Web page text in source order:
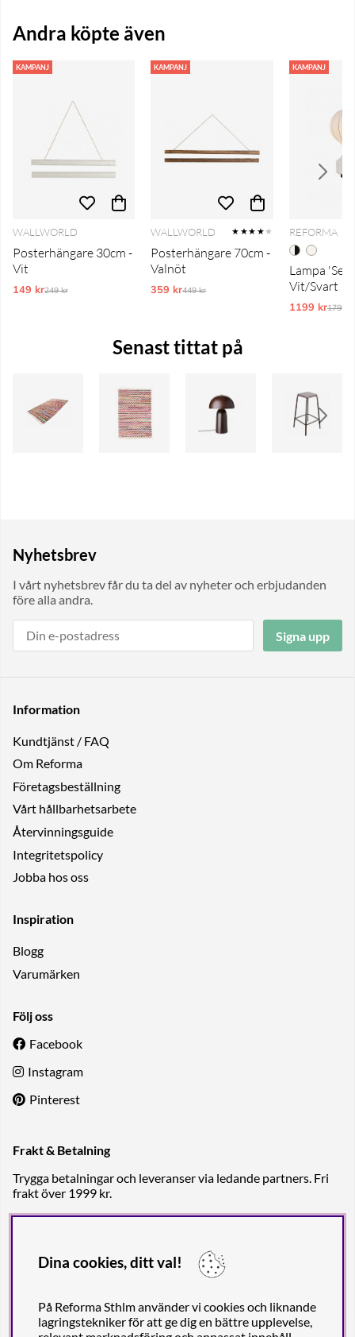
Andra köpte även
KAMPANJ
WALLWORLD
Posterhängare 30cm -
Vit
149 krOrdinarie pris:
249 kr
KAMPANJ
WALLWORLD ★★★★★
Posterhängare 70cm -
Valnöt
359 krOrdinarie pris:
449 kr
KAMPANJ
REFORMA
Lampa
Vit/Svart
1199 kr1799 kr
Senast tittat på
Nyhetsbrev
I vårt nyhetsbrev får du ta del av nyheter och erbjudanden
före alla andra.
Signa upp
Information
Kundtjänst / FAQ
Om Reforma
Företagsbeställning
Vårt hållbarhetsarbete
Återvinningsguide
Integritetspolicy
Jobba hos oss
Inspiration
Blogg
Varumärken
Följ oss
Facebook
Instagram
Pinterest
Frakt & Betalning
Trygga betalningar och leveranser via ledande partners. Fri
frakt över 1999 kr.
Dina cookies, ditt val!
På Reforma Sthlm använder vi cookies och liknande
lagringstekniker för att ge dig en bättre upplevelse,